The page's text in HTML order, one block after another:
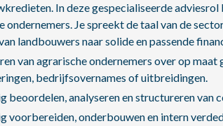
In deze gespecialiseerde
ondernemers. Je spreekt de taal van de
landbouwers naar solide en passende
van agrarische ondernemers over op
bedrijfsovernames of uitbreidingen.
beoordelen, analyseren en structureren van
voorbereiden, onderbouwen en intern